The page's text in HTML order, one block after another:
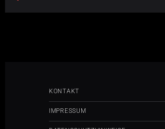
KONTAKT
IMPRESSUM